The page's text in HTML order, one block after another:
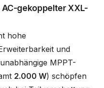
AC-gekoppelter XXL-
hohe
und
MPPT-
2.000 W) schöpfen